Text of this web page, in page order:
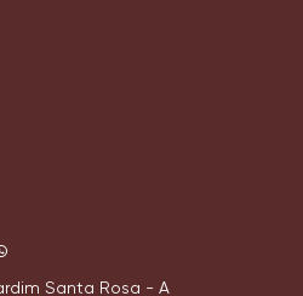
Santa Rosa - A